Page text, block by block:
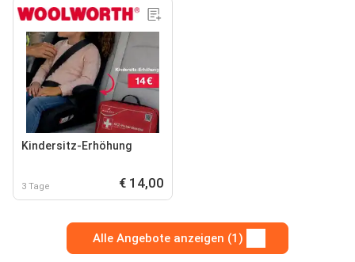
Kindersitz-Erhöhung
3 Tage € 14,00
Alle Angebote anzeigen (1)